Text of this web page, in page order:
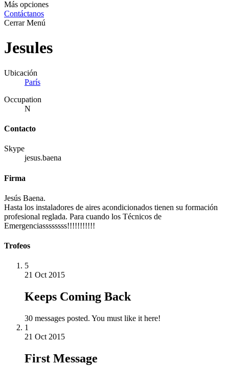
Más opciones
Contáctanos
Cerrar Menú
Jesules
Ubicación
París
Occupation
N
Contacto
Skype
jesus.baena
Firma
Jesús Baena.
Hasta los instaladores de aires acondicionados tienen su formación
profesional reglada. Para cuando los Técnicos de
Emergenciassssssss!!!!!!!!!!!
Trofeos
5
21 Oct 2015
Keeps Coming Back
30 messages posted. You must like it here!
1
21 Oct 2015
First Message